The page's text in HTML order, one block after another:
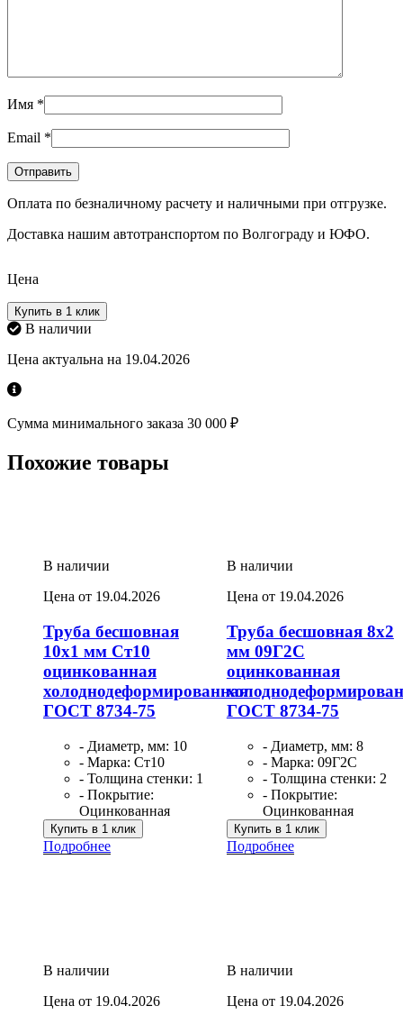
Имя *
Email *
Оплата по безналичному расчету и наличными при отгрузке.
Доставка нашим автотранспортом по Волгограду и ЮФО.
Цена
Купить в 1 клик
В наличии
Цена актуальна на 19.04.2026
Сумма минимального заказа 30 000 ₽
Похожие товары
В наличии
Цена от 19.04.2026
Труба бесшовная
10х1 мм Ст10
оцинкованная
холоднодеформированная
ГОСТ 8734-75
- Диаметр, мм: 10
- Марка: Ст10
- Толщина стенки: 1
- Покрытие:
Оцинкованная
Купить в 1 клик
Подробнее
В наличии
Цена от 19.04.2026
Труба бесшовная 8х2
мм 09Г2С
оцинкованная
ГОСТ 8734-75
- Диаметр, мм: 8
- Марка: 09Г2С
- Толщина стенки: 2
- Покрытие:
Оцинкованная
Купить в 1 клик
Подробнее
В наличии
Цена от 19.04.2026
В наличии
Цена от 19.04.2026